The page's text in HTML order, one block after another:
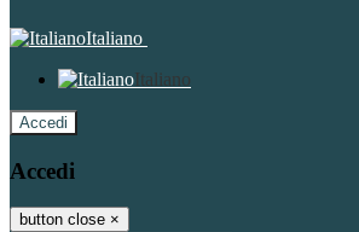
Italiano
Italiano
Accedi
Accedi
button close ×